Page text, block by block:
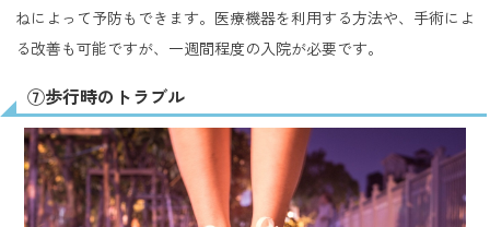
ねによって予防もできます。医療機器を利用する方法や、手術によ
る改善も可能ですが、一週間程度の入院が必要です。
⑦歩行時のトラブル